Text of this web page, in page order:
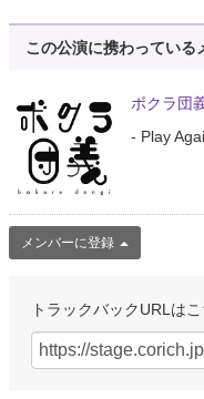
この公演に携わっている
ボクラ団
- Play
メンバーに登録
トラックバックURLはこ